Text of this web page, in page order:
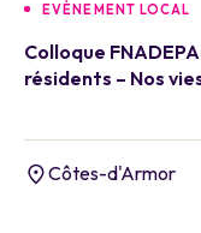
EVÈNEMENT LOCAL
Colloque
résidents – Nos
Côtes-d'Armor